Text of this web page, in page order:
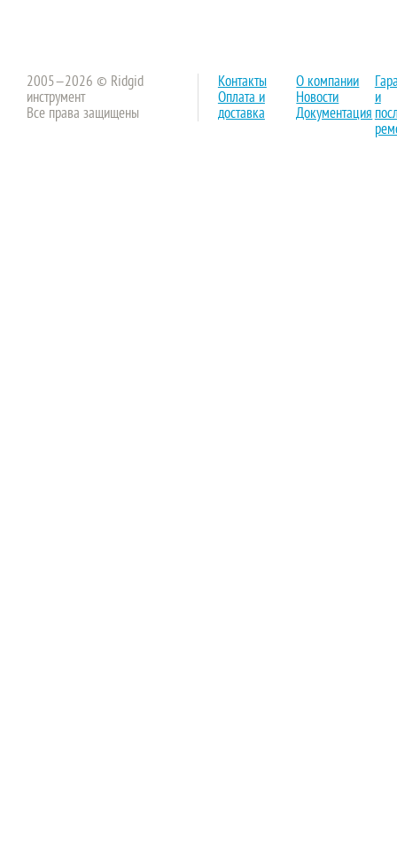
2005—2026 © Ridgid
инструмент
Все права защищены
Контакты
Оплата и
доставка
О компании
Новости
Документация
и